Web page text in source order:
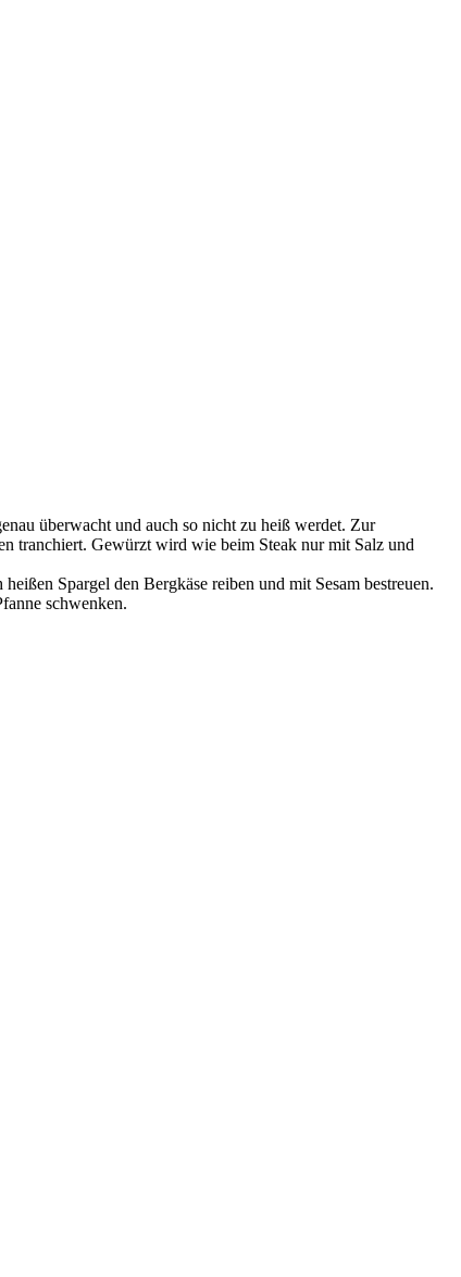
überwacht und auch so nicht zu heiß werdet. Zur
tranchiert. Gewürzt wird wie beim Steak nur mit Salz und
Spargel den Bergkäse reiben und mit Sesam bestreuen.
schwenken.